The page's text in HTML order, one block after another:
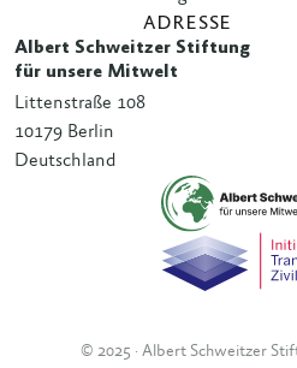
ADRESSE
Albert Schweitzer Stiftung
für unsere Mitwelt
Littenstraße 108
10179 Berlin
Deutschland
© 2025 · Albert Schweitzer